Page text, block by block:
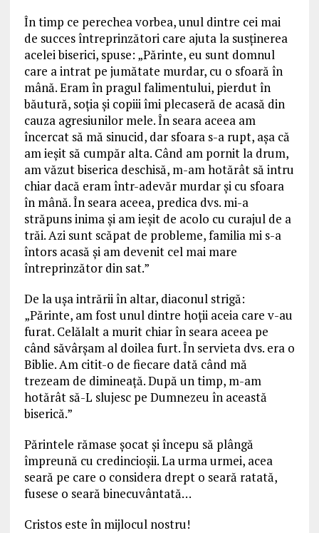
În timp ce perechea vorbea, unul dintre cei mai
de succes întreprinzători care ajuta la susținerea
acelei biserici, spuse: „Părinte, eu sunt domnul
care a intrat pe jumătate murdar, cu o sfoară în
mână. Eram în pragul falimentului, pierdut în
băutură, soția și copiii îmi plecaseră de acasă din
cauza agresiunilor mele. În seara aceea am
încercat să mă sinucid, dar sfoara s-a rupt, așa că
am ieșit să cumpăr alta. Când am pornit la drum,
am văzut biserica deschisă, m-am hotărât să intru
chiar dacă eram într-adevăr murdar și cu sfoara
în mână. În seara aceea, predica dvs. mi-a
străpuns inima și am ieșit de acolo cu curajul de a
trăi. Azi sunt scăpat de probleme, familia mi s-a
întors acasă și am devenit cel mai mare
întreprinzător din sat.”
De la ușa intrării în altar, diaconul strigă:
„Părinte, am fost unul dintre hoții aceia care v-au
furat. Celălalt a murit chiar în seara aceea pe
când săvârșam al doilea furt. În servieta dvs. era o
Biblie. Am citit-o de fiecare dată când mă
trezeam de dimineață. După un timp, m-am
hotărât să-L slujesc pe Dumnezeu în această
biserică.”
Părintele rămase șocat și începu să plângă
împreună cu credincioșii. La urma urmei, acea
seară pe care o considera drept o seară ratată,
fusese o seară binecuvântată…
Cristos este în mijlocul nostru!